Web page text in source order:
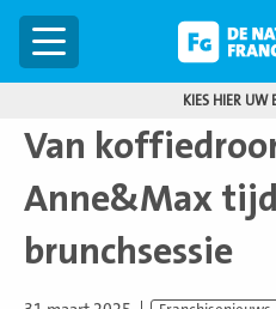
Menu
KIES HIER UW
Van
Anne&Max
brunchsessie